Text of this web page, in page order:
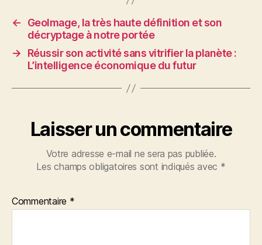
←
GeoImage, la très haute définition et son
décryptage à notre portée
→
Réussir son activité sans vitrifier la planète :
L’intelligence économique du futur
Laisser un commentaire
Votre adresse e-mail ne sera pas publiée.
Les champs obligatoires sont indiqués avec *
Commentaire *